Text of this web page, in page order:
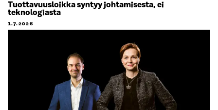
Tuottavuusloikka syntyy johtamisesta, ei
teknologiasta
1.7.2026